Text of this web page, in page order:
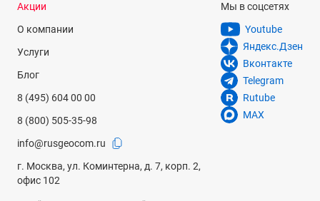
188 х 132 х 140 мм
Акции
О компании
Услуги
Блог
8 (495) 604 00 00
8 (800) 505-35-98
info@rusgeocom.ru
г. Москва, ул. Коминтерна, д. 7, корп. 2,
офис 102
Мы в соцсетях
Youtube
Яндекс.Дзен
Вконтакте
Telegram
Rutube
MAX